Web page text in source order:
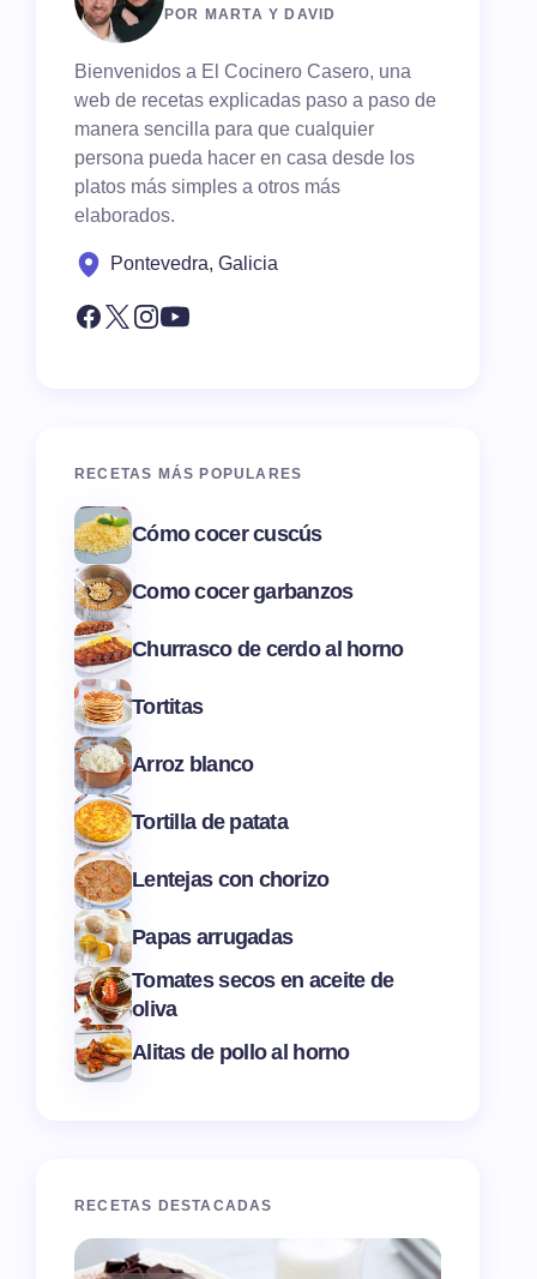
POR MARTA Y DAVID
Bienvenidos a El Cocinero Casero, una
web de recetas explicadas paso a paso de
manera sencilla para que cualquier
persona pueda hacer en casa desde los
platos más simples a otros más
elaborados.
Pontevedra, Galicia
RECETAS MÁS POPULARES
Cómo cocer cuscús
Como cocer garbanzos
Churrasco de cerdo al horno
Tortitas
Arroz blanco
Tortilla de patata
Lentejas con chorizo
Papas arrugadas
Tomates secos en aceite de
oliva
Alitas de pollo al horno
RECETAS DESTACADAS